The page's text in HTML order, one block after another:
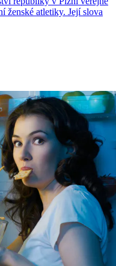
ženské atletiky. Její slova